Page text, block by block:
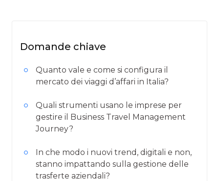
Domande chiave
Quanto vale e come si configura il
mercato dei viaggi d’affari in Italia?
Quali strumenti usano le imprese per
gestire il Business Travel Management
Journey?
In che modo i nuovi trend, digitali e non,
stanno impattando sulla gestione delle
trasferte aziendali?